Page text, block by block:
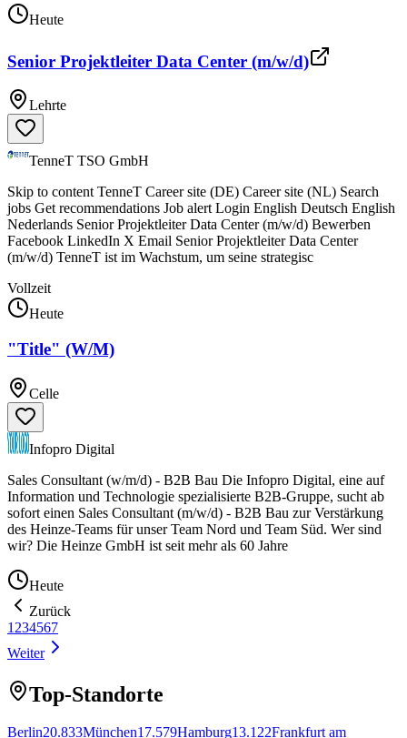
Heute
Senior Projektleiter Data Center (m/w/d)
Lehrte
TenneT TSO GmbH
Skip to content TenneT Career site (DE) Career site (NL) Search
jobs Get recommendations Job alert Login English Deutsch English
Nederlands Senior Projektleiter Data Center (m/w/d) Bewerben
Facebook LinkedIn X Email Senior Projektleiter Data Center
(m/w/d) TenneT ist im Wachstum, um seine strategisc
Vollzeit
Heute
"Title" (W/M)
Celle
Infopro Digital
Sales Consultant (w/m/d) - B2B Bau Die Infopro Digital, eine auf
Information und Technologie spezialisierte B2B-Gruppe, sucht ab
sofort einen Sales Consultant (m/w/d) - B2B Bau zur Verstärkung
des Heinze-Teams für unser Team Nord und Team Süd. Wer sind
wir? Die Heinze GmbH ist seit mehr als 60 Jahre
Heute
Zurück
1 234567
Weiter
Top-Standorte
Berlin20.833München17.579Hamburg13.122Frankfurt am